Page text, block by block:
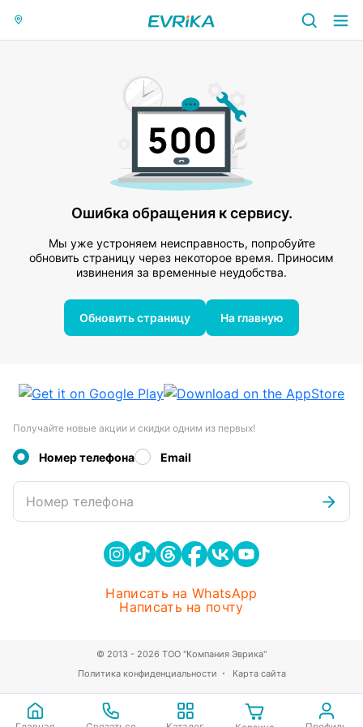
Ошибка обращения к сервису.
Мы уже устроняем неисправность, попробуйте
обновить страницу через некоторое время. Приносим
извинения за временные неудобства.
Обновить страницу На главную
Получайте новые акции и скидки одним из первых!
Номер телефона Email
Номер телефона
Написать на WhatsApp
Написать на почту
Политика конфиденциальности Карта сайта
© 2013 - 2026 ТОО "Компания Эврика"